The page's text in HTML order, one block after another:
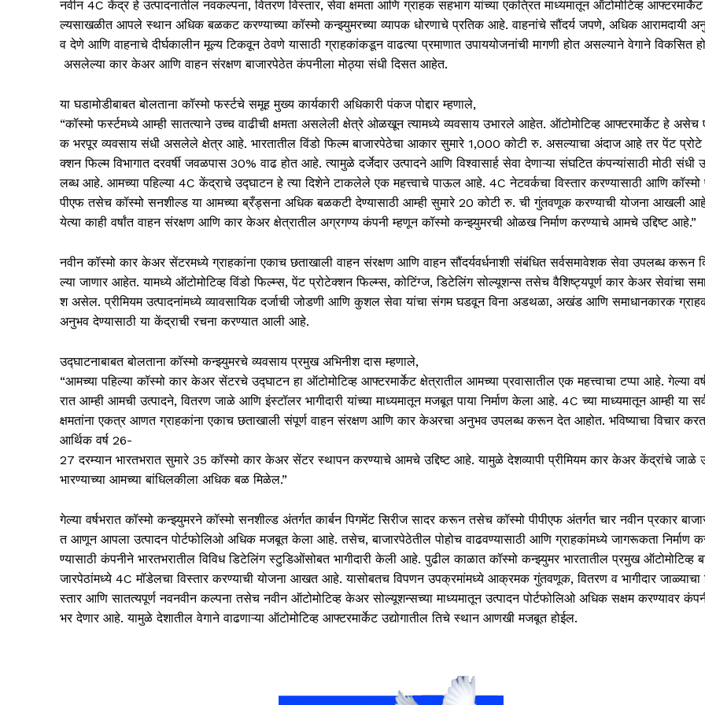
नवीन 4C केंद्र हे उत्पादनातील नवकल्पना, वितरण विस्तार, सेवा क्षमता आणि ग्राहक सहभाग यांच्या एकत्रित माध्यमातून ऑटोमोटिव्ह
ल्यसाखळीत आपले स्थान अधिक बळकट करण्याच्या कॉस्मो कन्झ्युमरच्या व्यापक धोरणाचे प्रतिक आहे. वाहनांचे सौंदर्य जपणे, अधिक आरामदायी
व देणे आणि वाहनाचे दीर्घकालीन मूल्य टिकवून ठेवणे यासाठी ग्राहकांकडून वाढत्या प्रमाणात उपाययोजनांची मागणी होत असल्याने वेगाने विकसित
असलेल्या कार केअर आणि वाहन संरक्षण बाजारपेठेत कंपनीला मोठ्या संधी दिसत आहेत.
या घडामोडीबाबत बोलताना कॉस्मो फर्स्टचे समूह मुख्य कार्यकारी अधिकारी पंकज पोद्दार म्हणाले,
“कॉस्मो फर्स्टमध्ये आम्ही सातत्याने उच्च वाढीची क्षमता असलेली क्षेत्रे ओळखून त्यामध्ये व्यवसाय उभारले आहेत. ऑटोमोटिव्ह आफ्टरमार्केट हे असेच
क भरपूर व्यवसाय संधी असलेले क्षेत्र आहे. भारतातील विंडो फिल्म बाजारपेठेचा आकार सुमारे 1,000 कोटी रु. असल्याचा अंदाज आहे तर पेंट प्रोटे
क्शन फिल्म विभागात दरवर्षी जवळपास 30% वाढ होत आहे. त्यामुळे दर्जेदार उत्पादने आणि विश्वासार्ह सेवा देणाऱ्या संघटित कंपन्यांसाठी मोठी संधी
लब्ध आहे. आमच्या पहिल्या 4C केंद्राचे उद्घाटन हे त्या दिशेने टाकलेले एक महत्त्वाचे पाऊल आहे. 4C नेटवर्कचा विस्तार करण्यासाठी आणि कॉस्मो
पीएफ तसेच कॉस्मो सनशील्ड या आमच्या ब्रँड्सना अधिक बळकटी देण्यासाठी आम्ही सुमारे 20 कोटी रु. ची गुंतवणूक करण्याची योजना आखली
येत्या काही वर्षांत वाहन संरक्षण आणि कार केअर क्षेत्रातील अग्रगण्य कंपनी म्हणून कॉस्मो कन्झ्युमरची ओळख निर्माण करण्याचे आमचे उद्दिष्ट आहे.”
नवीन कॉस्मो कार केअर सेंटरमध्ये ग्राहकांना एकाच छताखाली वाहन संरक्षण आणि वाहन सौंदर्यवर्धनाशी संबंधित सर्वसमावेशक सेवा उपलब्ध करून
ल्या जाणार आहेत. यामध्ये ऑटोमोटिव्ह विंडो फिल्म्स, पेंट प्रोटेक्शन फिल्म्स, कोटिंग्ज, डिटेलिंग सोल्यूशन्स तसेच वैशिष्ट्यपूर्ण कार केअर सेवांचा
श असेल. प्रीमियम उत्पादनांमध्ये व्यावसायिक दर्जाची जोडणी आणि कुशल सेवा यांचा संगम घडवून विना अडथळा, अखंड आणि समाधानकारक
अनुभव देण्यासाठी या केंद्राची रचना करण्यात आली आहे.
उद्घाटनाबाबत बोलताना कॉस्मो कन्झ्युमरचे व्यवसाय प्रमुख अभिनीश दास म्हणाले,
“आमच्या पहिल्या कॉस्मो कार केअर सेंटरचे उद्घाटन हा ऑटोमोटिव्ह आफ्टरमार्केट क्षेत्रातील आमच्या प्रवासातील एक महत्त्वाचा टप्पा आहे. गेल्या
रात आम्ही आमची उत्पादने, वितरण जाळे आणि इंस्टॉलर भागीदारी यांच्या माध्यमातून मजबूत पाया निर्माण केला आहे. 4C च्या माध्यमातून आम्ही या
क्षमतांना एकत्र आणत ग्राहकांना एकाच छताखाली संपूर्ण वाहन संरक्षण आणि कार केअरचा अनुभव उपलब्ध करून देत आहोत. भविष्याचा विचार
आर्थिक वर्ष 26-
27 दरम्यान भारतभरात सुमारे 35 कॉस्मो कार केअर सेंटर स्थापन करण्याचे आमचे उद्दिष्ट आहे. यामुळे देशव्यापी प्रीमियम कार केअर केंद्रांचे जाळे
भारण्याच्या आमच्या बांधिलकीला अधिक बळ मिळेल.”
गेल्या वर्षभरात कॉस्मो कन्झ्युमरने कॉस्मो सनशील्ड अंतर्गत कार्बन पिगमेंट सिरीज सादर करून तसेच कॉस्मो पीपीएफ अंतर्गत चार नवीन प्रकार
त आणून आपला उत्पादन पोर्टफोलिओ अधिक मजबूत केला आहे. तसेच, बाजारपेठेतील पोहोच वाढवण्यासाठी आणि ग्राहकांमध्ये जागरूकता निर्माण
ण्यासाठी कंपनीने भारतभरातील विविध डिटेलिंग स्टुडिओंसोबत भागीदारी केली आहे. पुढील काळात कॉस्मो कन्झ्युमर भारतातील प्रमुख ऑटोमोटिव्ह
जारपेठांमध्ये 4C मॉडेलचा विस्तार करण्याची योजना आखत आहे. यासोबतच विपणन उपक्रमांमध्ये आक्रमक गुंतवणूक, वितरण व भागीदार जाळ्याचा
स्तार आणि सातत्यपूर्ण नवनवीन कल्पना तसेच नवीन ऑटोमोटिव्ह केअर सोल्यूशन्सच्या माध्यमातून उत्पादन पोर्टफोलिओ अधिक सक्षम करण्यावर
भर देणार आहे. यामुळे देशातील वेगाने वाढणाऱ्या ऑटोमोटिव्ह आफ्टरमार्केट उद्योगातील तिचे स्थान आणखी मजबूत होईल.